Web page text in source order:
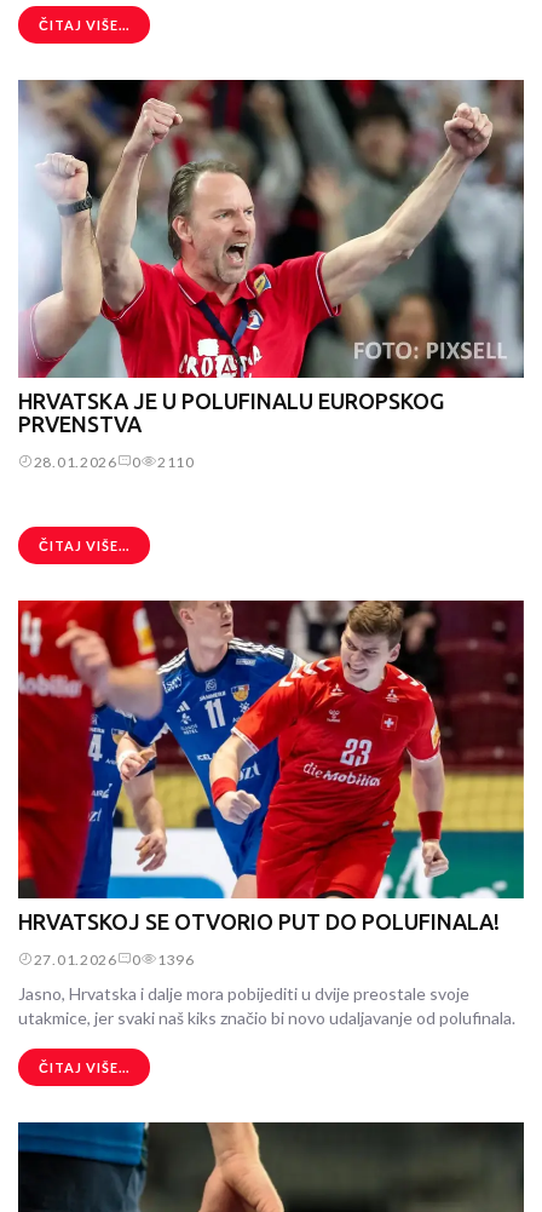
ČITAJ VIŠE...
HRVATSKA JE U POLUFINALU EUROPSKOG
PRVENSTVA
28.01.2026 0 2110
ČITAJ VIŠE...
HRVATSKOJ SE OTVORIO PUT DO POLUFINALA!
27.01.2026 0 1396
Jasno, Hrvatska i dalje mora pobijediti u dvije preostale svoje
utakmice, jer svaki naš kiks značio bi novo udaljavanje od polufinala.
ČITAJ VIŠE...